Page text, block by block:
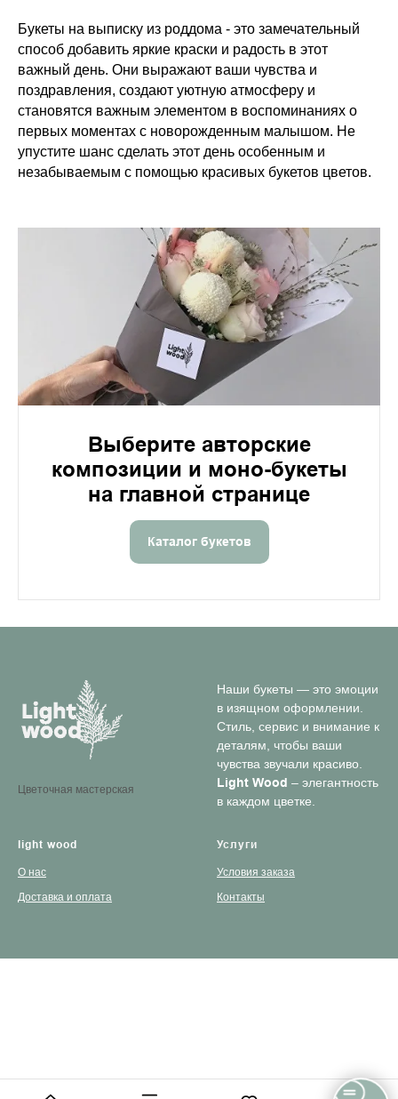
Букеты на выписку из роддома - это замечательный
способ добавить яркие краски и радость в этот
важный день. Они выражают ваши чувства и
поздравления, создают уютную атмосферу и
становятся важным элементом в воспоминаниях о
первых моментах с новорожденным малышом. Не
упустите шанс сделать этот день особенным и
незабываемым с помощью красивых букетов цветов.
Выберите авторские
композиции и моно-букеты
на главной странице
Каталог букетов
Цветочная мастерская
Наши букеты — это эмоции
в изящном оформлении.
Стиль, сервис и внимание к
деталям, чтобы ваши
чувства звучали красиво.
Light Wood – элегантность
в каждом цветке.
light wood
О нас
Доставка и оплата
Услуги
Условия заказа
Контакты